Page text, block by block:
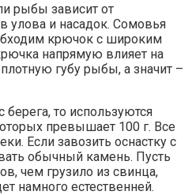
рыбы зависит от
улова и насадок. Сомовья
крючок с широким
напрямую влияет на
губу рыбы, а значит –
берега, то используются
превышает 100 г. Все
Если завозить оснастку с
обычный камень. Пусть
чем грузило из свинца,
намного естественней.